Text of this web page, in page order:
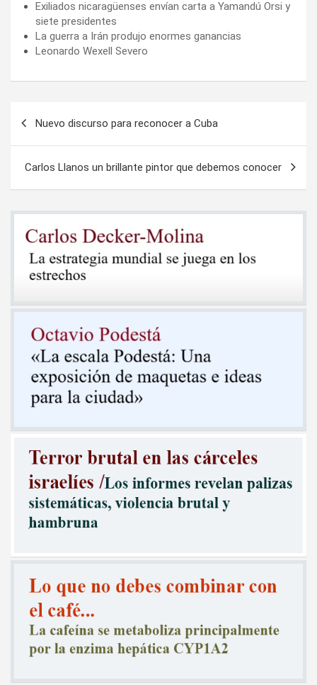
Exiliados nicaragüenses envían carta a Yamandú Orsi y
siete presidentes
La guerra a Irán produjo enormes ganancias
Leonardo Wexell Severo
entradas
Nuevo discurso para reconocer a Cuba
Carlos Llanos un brillante pintor que debemos conocer